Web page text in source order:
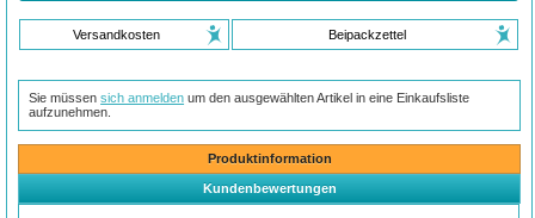
Versandkosten Beipackzettel
Sie müssensich anmelden um den ausgewählten Artikel in eine Einkaufsliste
aufzunehmen.
Produktinformation
Kundenbewertungen